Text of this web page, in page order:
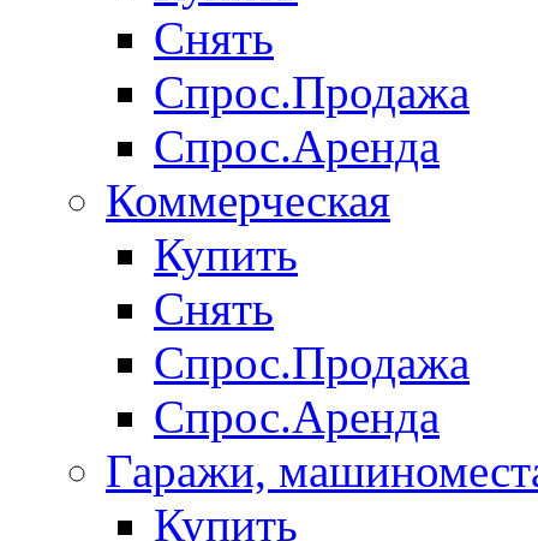
Снять
Спрос.Продажа
Спрос.Аренда
Коммерческая
Купить
Снять
Спрос.Продажа
Спрос.Аренда
Гаражи,
Купить